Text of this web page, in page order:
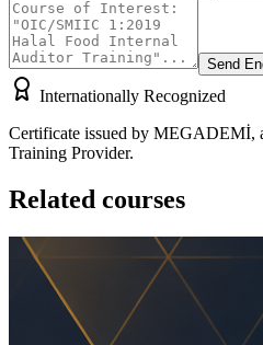
Send
Internationally Recognized
Certificate issued by MEGADEMİ,
Training Provider.
Related courses